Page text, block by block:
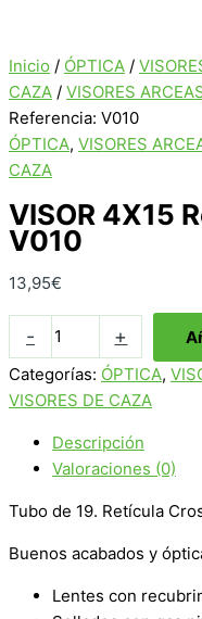
Inicio / ÓPTICA /
CAZA / VISORES
Referencia: V010
ÓPTICA, VISORES
CAZA
VISOR 4X15
V010
13,95€
-
VISOR
4X15
Referencia:
V010
+
Categorías: ÓPTICA,
VISORES DE CAZA
Descripción
Valoraciones (0)
Tubo de 19. Retícula
Buenos acabados y
Lentes con